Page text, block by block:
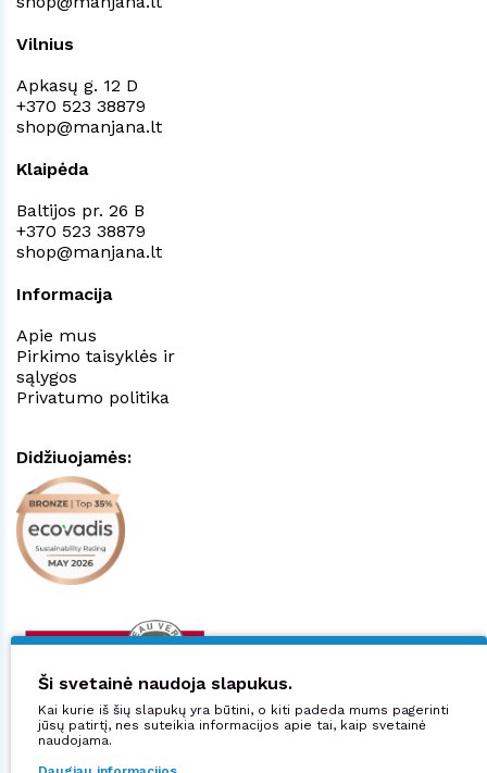
Vilnius
Apkasų g. 12 D
+370 523 38879
shop@manjana.lt
Klaipėda
Baltijos pr. 26 B
+370 523 38879
shop@manjana.lt
Informacija
Apie mus
Pirkimo taisyklės ir
sąlygos
Privatumo politika
Didžiuojamės:
Ši svetainė naudoja slapukus.
Kai kurie iš šių slapukų yra būtini, o kiti padeda mums pagerinti
jūsų patirtį, nes suteikia informacijos apie tai, kaip svetainė
naudojama.